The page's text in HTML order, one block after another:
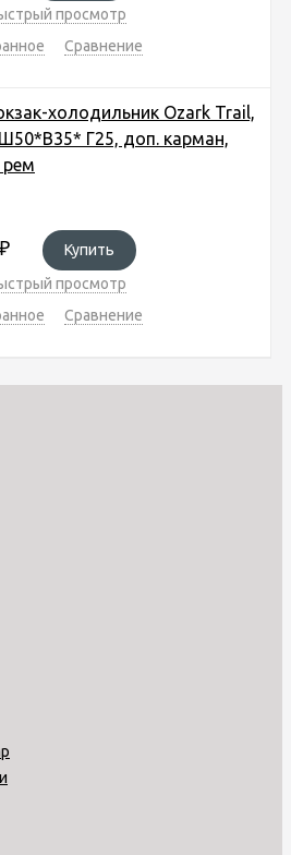
просмотр
Сравнение
холодильник Ozark Trail,
Г25, доп. карман,
рем
₽
Купить
просмотр
Сравнение